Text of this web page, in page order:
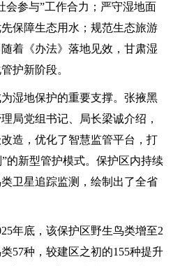
会参与”工作合力；严守湿地面
保障生态用水；规范生态旅游
着《办法》落地见效，甘肃湿
护新阶段。
地保护的重要支撑。张掖黑
局党组书记、局长梁诚介绍，
造，优化了智慧监管平台，打
的新型管护模式。保护区内持续
卫星追踪监测，绘制出了全省
底，该保护区野生鸟类增至2
57种，较建区之初的155种提升